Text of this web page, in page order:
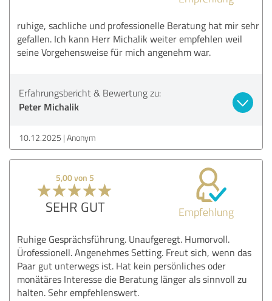
ruhige, sachliche und professionelle Beratung hat mir sehr
gefallen. Ich kann Herr Michalik weiter empfehlen weil
seine Vorgehensweise für mich angenehm war.
Erfahrungsbericht & Bewertung zu:
Peter Michalik
10.12.2025 Anonym
5,00 von 5
SEHR GUT Empfehlung
Ruhige Gesprächsführung. Unaufgeregt. Humorvoll.
Ürofessionell. Angenehmes Setting. Freut sich, wenn das
Paar gut unterwegs ist. Hat kein persönliches oder
monätäres Interesse die Beratung länger als sinnvoll zu
halten. Sehr empfehlenswert.